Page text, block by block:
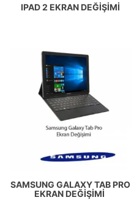
IPAD 2 EKRAN DEĞIŞIMI
SAMSUNG GALAXY TAB PRO
EKRAN DEĞIŞIMI